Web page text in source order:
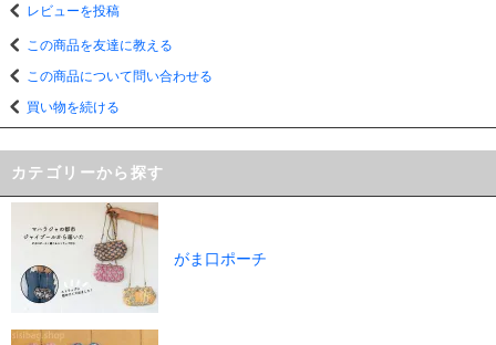
レビューを投稿
この商品を友達に教える
この商品について問い合わせる
買い物を続ける
カテゴリーから探す
がま口ポーチ